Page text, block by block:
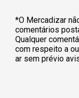
*O Mercadizar
comentários
Qualquer
com respeito a
ar sem prévio